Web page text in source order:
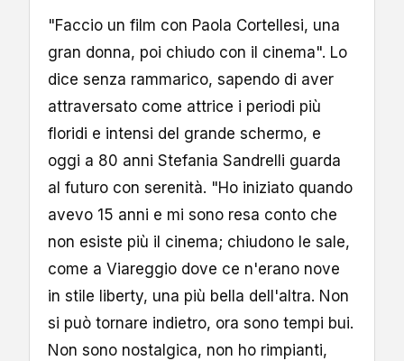
"Faccio un film con Paola Cortellesi, una
gran donna, poi chiudo con il cinema". Lo
dice senza rammarico, sapendo di aver
attraversato come attrice i periodi più
floridi e intensi del grande schermo, e
oggi a 80 anni Stefania Sandrelli guarda
al futuro con serenità. "Ho iniziato quando
avevo 15 anni e mi sono resa conto che
non esiste più il cinema; chiudono le sale,
come a Viareggio dove ce n'erano nove
in stile liberty, una più bella dell'altra. Non
si può tornare indietro, ora sono tempi bui.
Non sono nostalgica, non ho rimpianti,